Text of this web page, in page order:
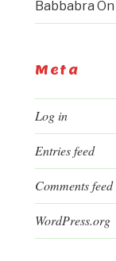
Babbabra On
Meta
Log in
Entries feed
Comments feed
WordPress.org